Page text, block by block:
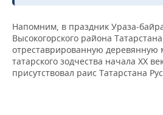
Напомним, в праздник Ураза-
Высокогорского района Татарстана
отреставрированную
татарского зодчества начала XX
присутствовал раис Татарстана